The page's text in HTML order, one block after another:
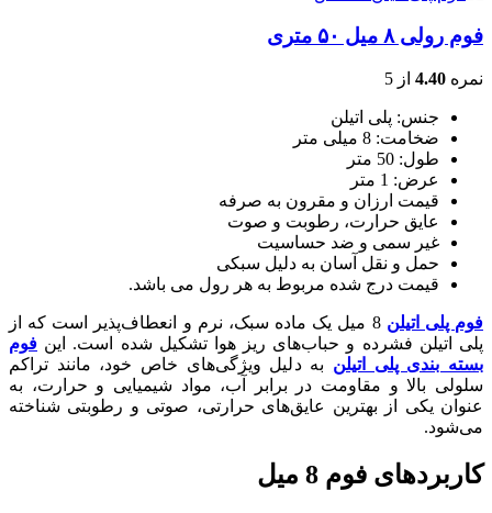
فوم رولی ۸ میل ۵۰ متری
نمره 4.40 از 5
جنس: پلی اتیلن
ضخامت: 8 میلی متر
طول: 50 متر
عرض: 1 متر
قیمت ارزان و مقرون به صرفه
عایق حرارت، رطوبت و صوت
غیر سمی و ضد حساسیت
حمل و نقل آسان به دلیل سبکی
قیمت درج شده مربوط به هر رول می باشد.
فوم پلی اتیلن
8 میل یک ماده سبک، نرم و انعطاف‌پذیر است که از
پلی اتیلن فشرده و حباب‌های ریز هوا تشکیل شده است. این فوم
بسته بندی پلی اتیلن به دلیل ویژگی‌های خاص خود، مانند تراکم
سلولی بالا و مقاومت در برابر آب، مواد شیمیایی و حرارت، به
عنوان یکی از بهترین عایق‌های حرارتی، صوتی و رطوبتی شناخته
می‌شود.
کاربردهای فوم 8 میل